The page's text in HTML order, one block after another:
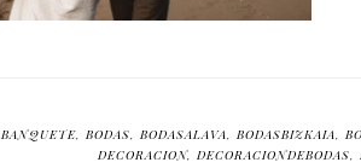
BANQUETE, BODAS, BODASALAVA, BODASBIZKAIA,
DECORACION, DECORACIONDEBODAS,